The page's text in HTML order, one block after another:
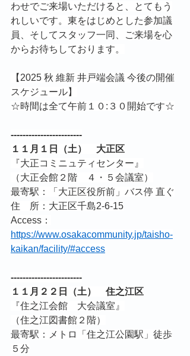
わせでご来場いただけると、とてもう
れしいです。東をはじめとした参加議
員、そしてスタッフ一同、ご来場を心
からお待ちしております。
【2025 秋 維新 井戸端会議 今後の開催
スケジュール】
☆時間は全て午前１０:３０開始です☆
------------------------
１１月１日（土）　大正区
『大正コミニュティセンター』
（大正会館２階　４・５会議室）
最寄駅：「大正区役所前」バス停 直ぐ
住　所：大正区千島2-6-15
Access：
https://www.osakacommunity.jp/taisho-
kaikan/facility/#access
------------------------
１１月２２日（土）　住之江区
『住之江会館　大会議室』
（住之江図書館２階）
最寄駅：メトロ「住之江公園駅」徒歩
５分